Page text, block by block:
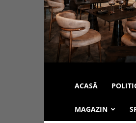
ACASĂ
MAGAZIN